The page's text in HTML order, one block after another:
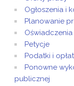
Ogłoszenia i
Planowanie
Petycje
Podatki i
Ponowne
publicznej